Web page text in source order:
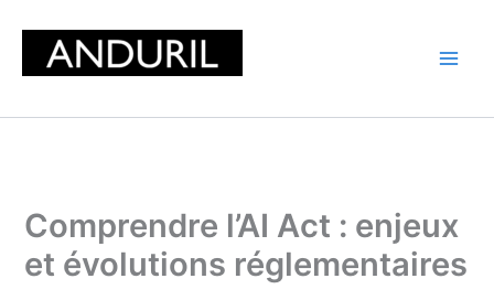
content
Comprendre l’AI Act : enjeux
et évolutions réglementaires